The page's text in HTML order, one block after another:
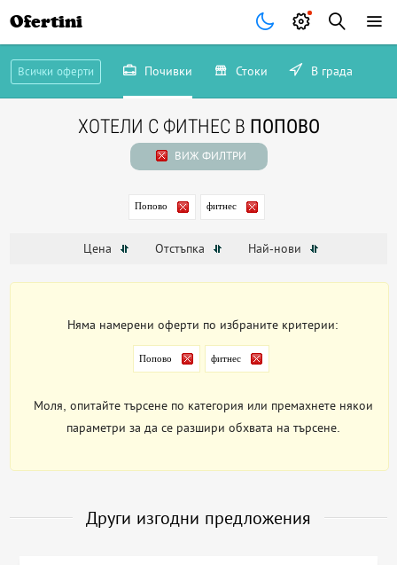
Ofertini
Всички оферти Почивки Стоки В града
ХОТЕЛИ С ФИТНЕС В ПОПОВО
ВИЖ ФИЛТРИ
Попово фитнес
Цена Отстъпка Най-нови
Няма намерени оферти по избраните критерии:
Попово фитнес
Моля, опитайте търсене по категория или премахнете някои
параметри за да се разшири обхвата на търсене.
Други изгодни предложения